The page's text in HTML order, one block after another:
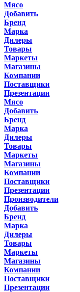
Мясо
Добавить
Бренд
Марка
Дилеры
Товары
Маркеты
Магазины
Компании
Поставщики
Презентации
Мясо
Добавить
Бренд
Марка
Дилеры
Товары
Маркеты
Магазины
Компании
Поставщики
Презентации
Производители
Добавить
Бренд
Марка
Дилеры
Товары
Маркеты
Магазины
Компании
Поставщики
Презентации